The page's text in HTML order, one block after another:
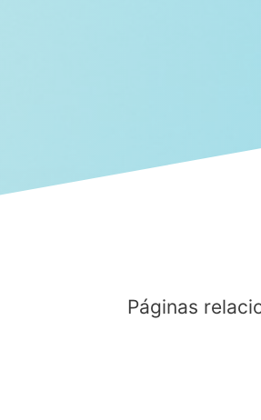
Páginas